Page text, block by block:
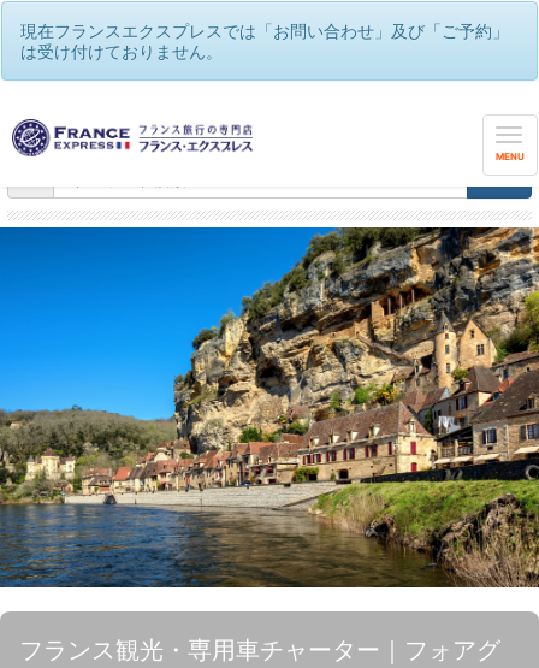
現在フランスエクスプレスでは「お問い合わせ」及び「ご予約」
は受け付けておりません。
MENU
フランスエクスプレス
/
フランス地方巡り 専用車チャーターツアー
フランス観光・専用車チャーター｜フォアグ